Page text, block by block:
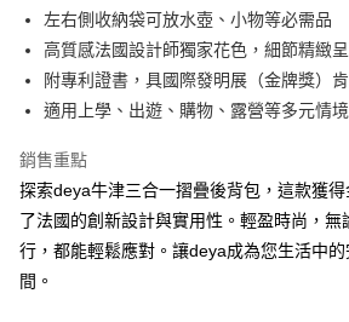
※ 請注意：結帳手續完成當下不需立刻繳費，但
購買商品的店家。未經商家同意取消之訂單仍視
後付繳納相關費用。
※ 交易是否成功請以「AFTEE先享後付 」之結帳
是否繳費成功／繳費後需取消欲退款等相關疑問
客戶支援中心」https://
【注意事項】
１．透過由恩沛科技股份有限公司提供之「
權轉讓予恩沛科技股份有限公司。
２．關於個人資料處理事宜，請瀏覽以下網址：
https://aftee.tw/terms/#terms3
３．未成年的使用者請事先徵得法定代理人或監護
左右側收納袋可放水壺、小物等必需品
高質感法國設計師獨家花色，細節精緻
附專利證書，具國際發明展（金牌獎）
適用上學、出遊、購物、露營等多元情境
銷售重點
探索deya牛津三合一摺疊後背包，這款獲
了法國的創新設計與實用性。輕盈時尚，無
行，都能輕鬆應對。讓deya成為您生活中
間。